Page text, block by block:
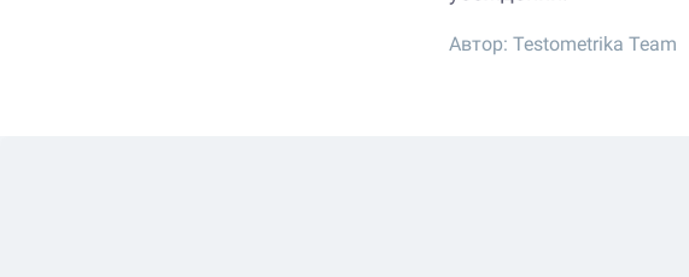
Автор: Testometrika Team